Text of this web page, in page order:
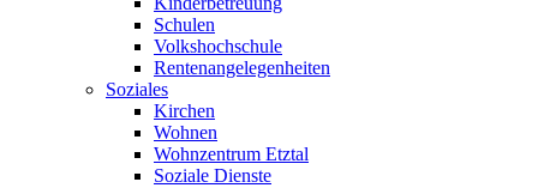
Schulen
Volkshochschule
Rentenangelegenheiten
Soziales
Kirchen
Wohnen
Wohnzentrum Etztal
Soziale Dienste